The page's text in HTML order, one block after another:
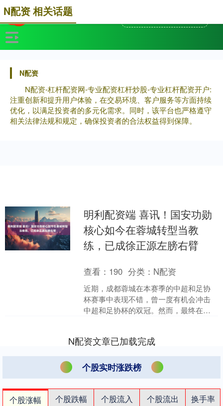
N配资
N配资-杠杆配资网-专业配资杠杆炒股-专业杠杆配资开户:
注重创新和提升用户体验，在交易环境、客户服务等方面持续
优化，以满足投资者的多元化需求。同时，该平台也严格遵守
相关法律法规和规定，确保投资者的合法权益得到保障。
N配资 相关话题
明利配资端 喜讯！国安功勋
核心如今在蓉城转型当教
练，已成徐正源左膀右臂
查看： 190 分类： N配资
近期，成都蓉城在本赛季的中超和足协
杯赛事中表现不错，曾一度有机会冲击
中超和足协杯的双冠。然而，最终在关
N配资文章已加载完成
个股实时涨跌榜
个股涨幅 个股跌幅 个股流入 个股流出
换手率